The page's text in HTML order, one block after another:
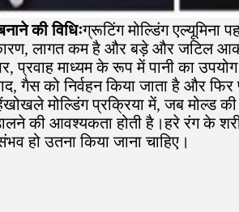
की विधिःग्रूटिंग मोल्डिंग एल्यूमिना
लागत कम है और बड़े और जटिल
प्रवाह माध्यम के रूप में पानी का
गैस को निर्वहन किया जाता है और
मोल्डिंग प्रक्रिया में, जब मोल्ड
डालने की आवश्यकता होती है।हरे रंग
हो उतना किया जाना चाहिए।